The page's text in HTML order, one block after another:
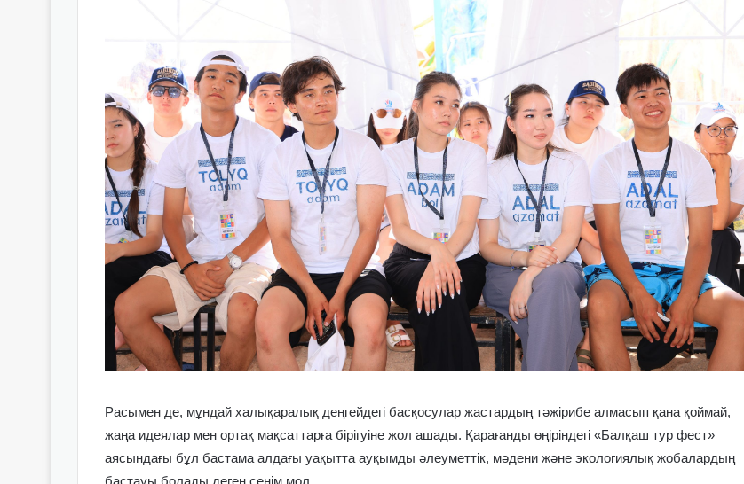
Расымен де, мұндай халықаралық деңгейдегі басқосулар жастардың тәжірибе алмасып қана қоймай,
жаңа идеялар мен ортақ мақсаттарға бірігуіне жол ашады. Қарағанды өңіріндегі «Балқаш тур фест»
аясындағы бұл бастама алдағы уақытта ауқымды әлеуметтік, мәдени және экологиялық жобалардың